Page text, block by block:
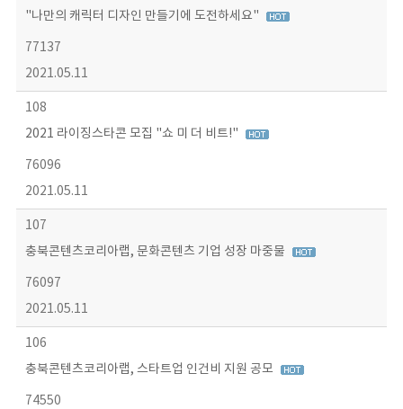
"나만의 캐릭터 디자인 만들기에 도전하세요"
77137
2021.05.11
108
2021 라이징스타콘 모집 "쇼 미 더 비트!"
76096
2021.05.11
107
충북콘텐츠코리아랩, 문화콘텐츠 기업 성장 마중물
76097
2021.05.11
106
충북콘텐츠코리아랩, 스타트업 인건비 지원 공모
74550